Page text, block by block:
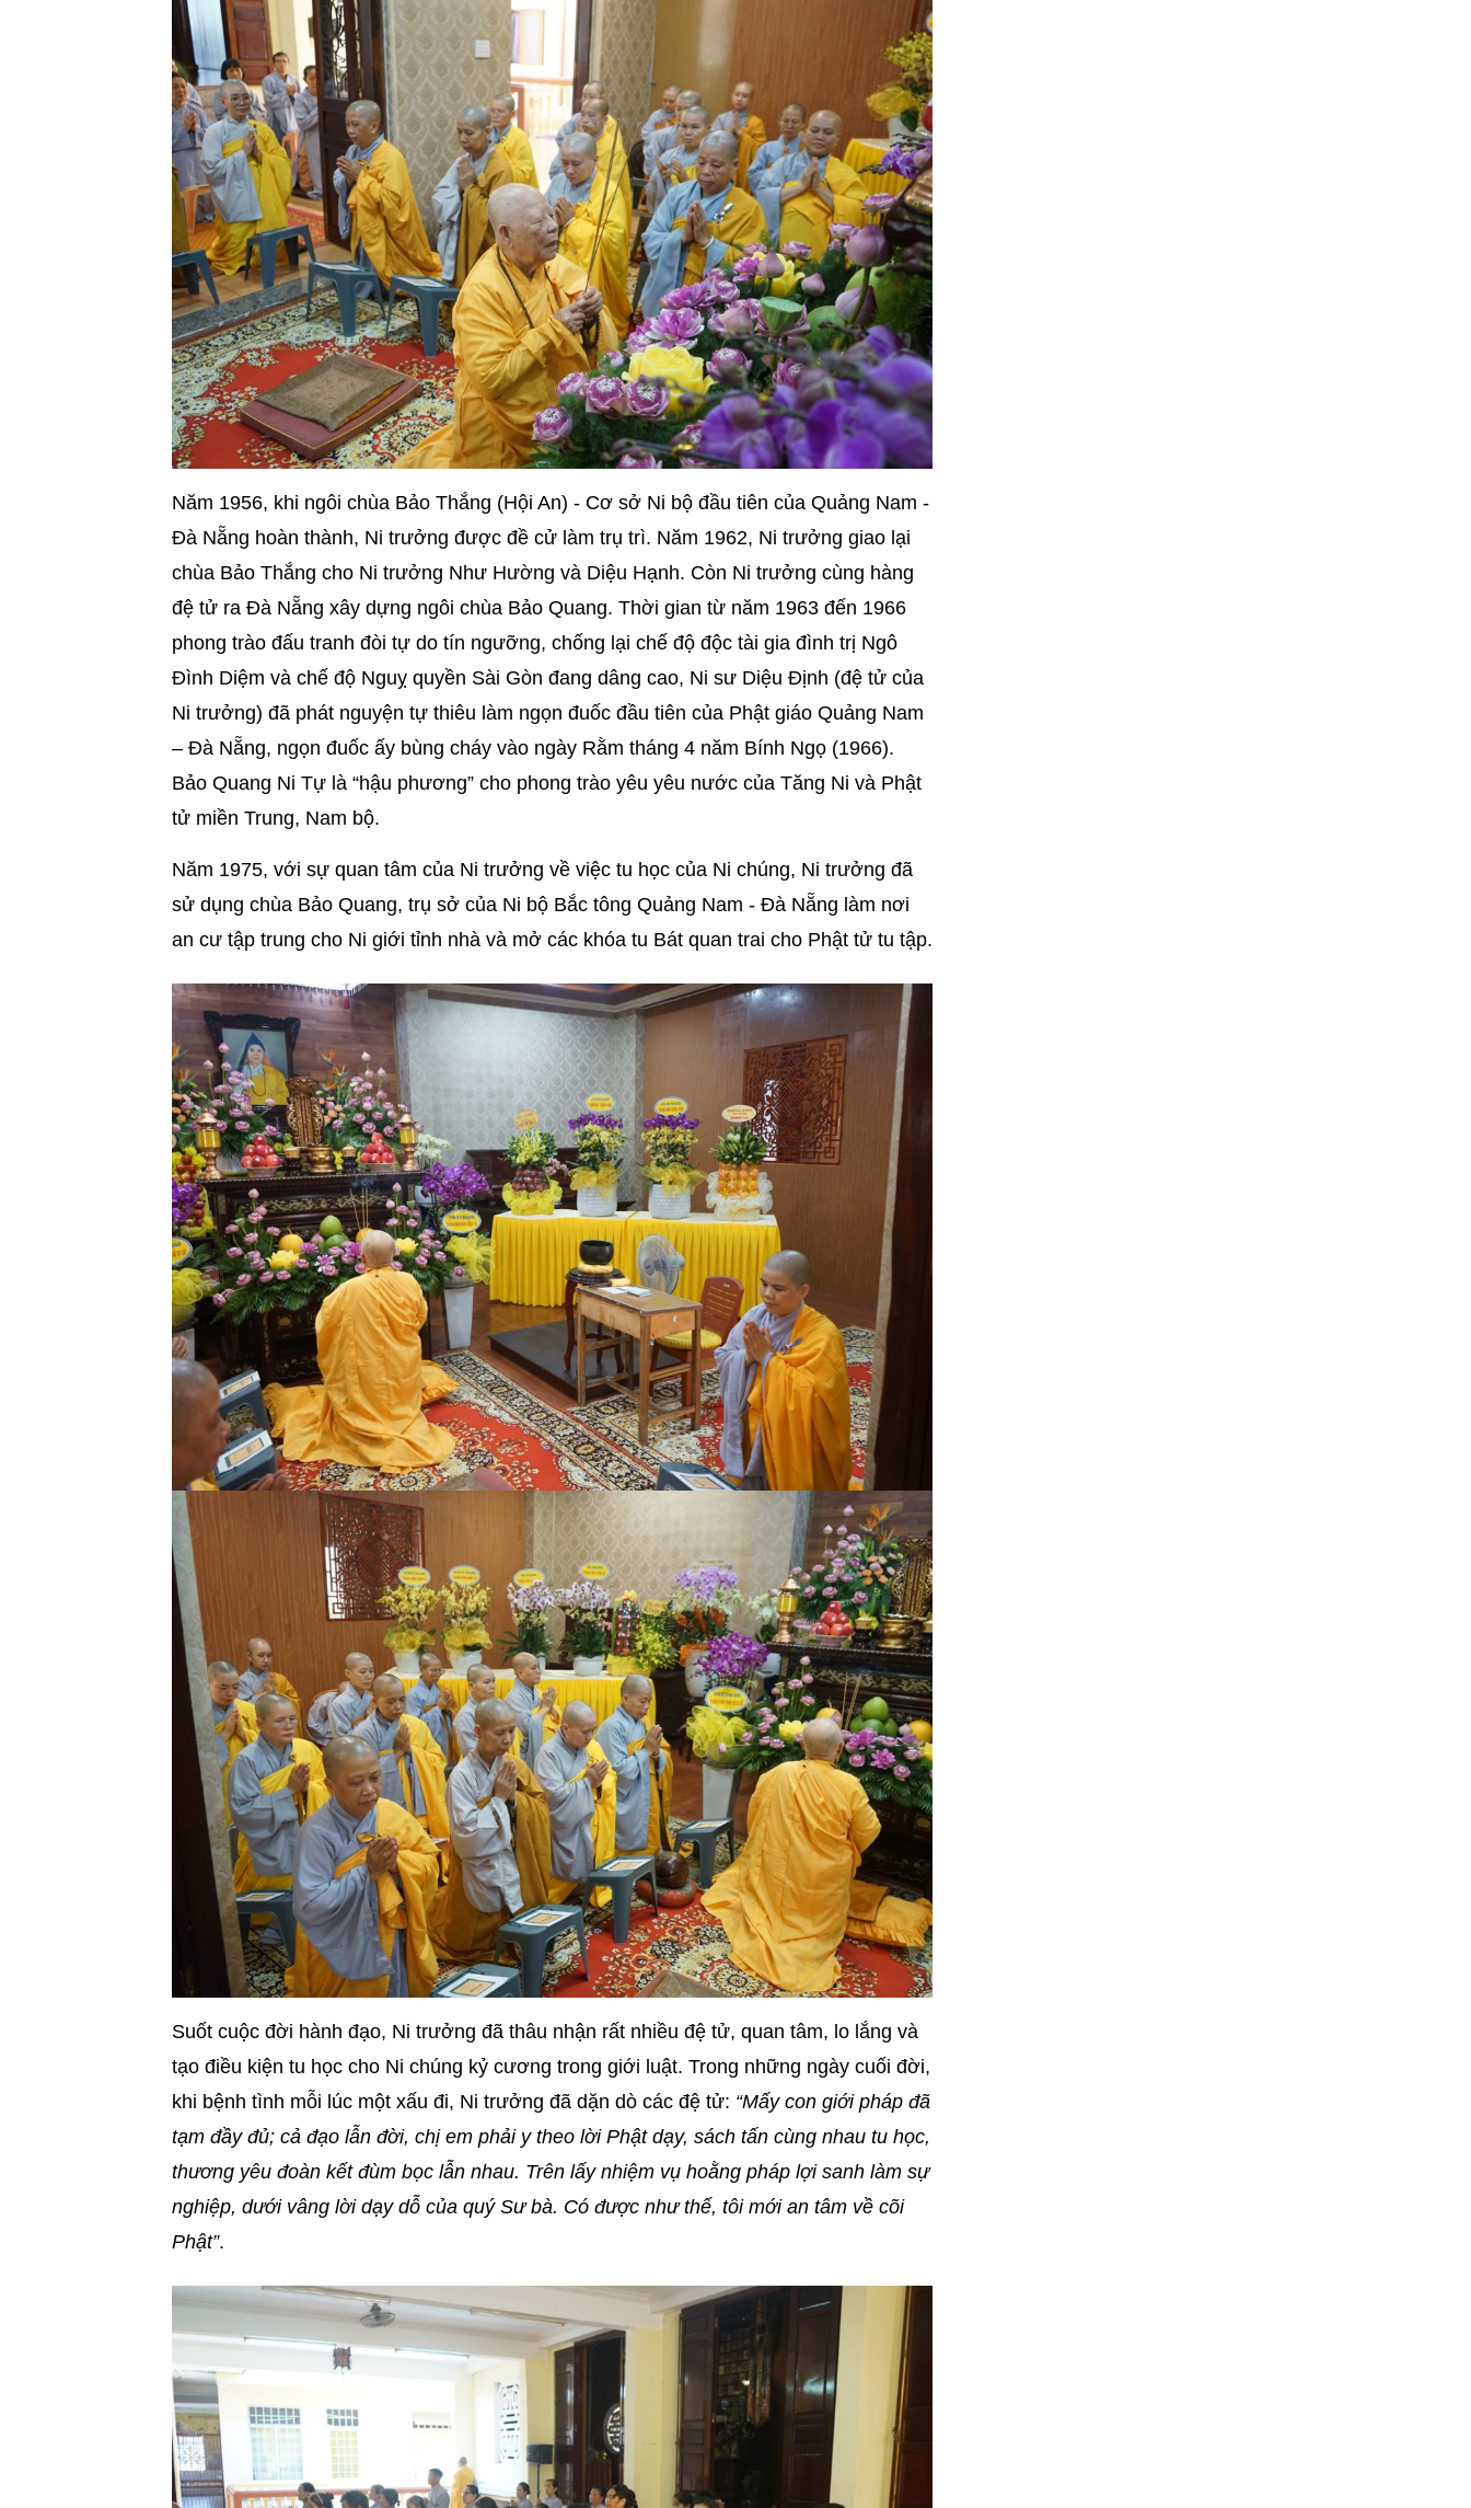
Năm 1956, khi ngôi chùa Bảo Thắng (Hội An) - Cơ sở Ni bộ đầu tiên của Quảng Nam -
Đà Nẵng hoàn thành, Ni trưởng được đề cử làm trụ trì. Năm 1962, Ni trưởng giao lại
chùa Bảo Thắng cho Ni trưởng Như Hường và Diệu Hạnh. Còn Ni trưởng cùng hàng
đệ tử ra Đà Nẵng xây dựng ngôi chùa Bảo Quang. Thời gian từ năm 1963 đến 1966
phong trào đấu tranh đòi tự do tín ngưỡng, chống lại chế độ độc tài gia đình trị Ngô
Đình Diệm và chế độ Nguỵ quyền Sài Gòn đang dâng cao, Ni sư Diệu Định (đệ tử của
Ni trưởng) đã phát nguyện tự thiêu làm ngọn đuốc đầu tiên của Phật giáo Quảng Nam
– Đà Nẵng, ngọn đuốc ấy bùng cháy vào ngày Rằm tháng 4 năm Bính Ngọ (1966).
Bảo Quang Ni Tự là “hậu phương” cho phong trào yêu yêu nước của Tăng Ni và Phật
tử miền Trung, Nam bộ.
Năm 1975, với sự quan tâm của Ni trưởng về việc tu học của Ni chúng, Ni trưởng đã
sử dụng chùa Bảo Quang, trụ sở của Ni bộ Bắc tông Quảng Nam - Đà Nẵng làm nơi
an cư tập trung cho Ni giới tỉnh nhà và mở các khóa tu Bát quan trai cho Phật tử tu tập.
Suốt cuộc đời hành đạo, Ni trưởng đã thâu nhận rất nhiều đệ tử, quan tâm, lo lắng và
tạo điều kiện tu học cho Ni chúng kỷ cương trong giới luật. Trong những ngày cuối đời,
khi bệnh tình mỗi lúc một xấu đi, Ni trưởng đã dặn dò các đệ tử: “Mấy con giới pháp đã
tạm đầy đủ; cả đạo lẫn đời, chị em phải y theo lời Phật dạy, sách tấn cùng nhau tu học,
thương yêu đoàn kết đùm bọc lẫn nhau. Trên lấy nhiệm vụ hoằng pháp lợi sanh làm sự
nghiệp, dưới vâng lời dạy dỗ của quý Sư bà. Có được như thế, tôi mới an tâm về cõi
Phật”.